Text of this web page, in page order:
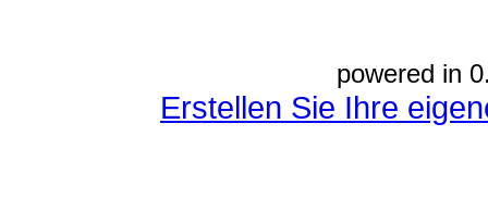
powered in
Erstellen Sie Ihre